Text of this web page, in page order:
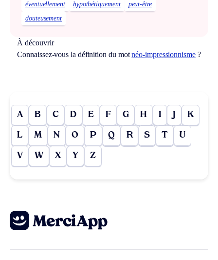
éventuellement hypothétiquement
peut-être
douteusement
À découvrir
Connaissez-vous la définition du motnéo-impressionnisme?
A B C D E F G H I J K
L M N O P Q R S T U
V W X Y Z